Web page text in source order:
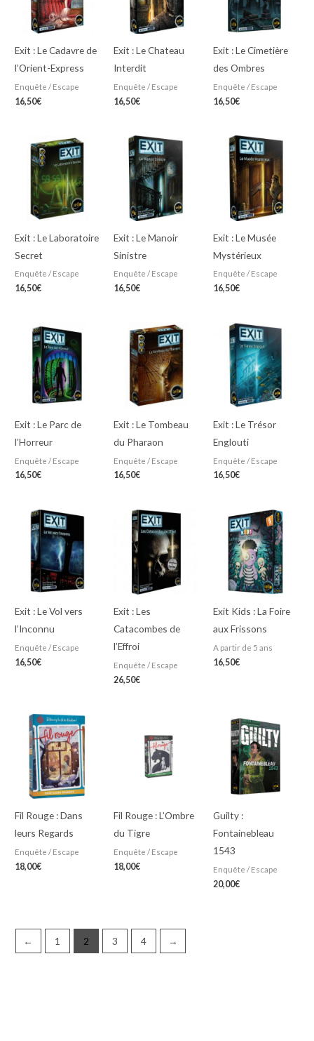
Exit : Le Cadavre de
l’Orient-Express
Enquête / Escape
16,50€
Exit : Le Chateau
Interdit
Enquête / Escape
16,50€
Exit : Le Cimetière
des Ombres
Enquête / Escape
16,50€
Exit : Le Laboratoire
Secret
Enquête / Escape
16,50€
Exit : Le Manoir
Sinistre
Enquête / Escape
16,50€
Exit : Le Musée
Mystérieux
Enquête / Escape
16,50€
Exit : Le Parc de
l’Horreur
Enquête / Escape
16,50€
Exit : Le Tombeau
du Pharaon
Enquête / Escape
16,50€
Exit : Le Trésor
Englouti
Enquête / Escape
16,50€
Exit : Le Vol vers
l’Inconnu
Enquête / Escape
16,50€
Exit : Les
Catacombes de
l’Effroi
Enquête / Escape
26,50€
Exit Kids : La Foire
aux Frissons
A partir de 5 ans
16,50€
Fil Rouge : Dans
leurs Regards
Enquête / Escape
18,00€
Fil Rouge : L’Ombre
du Tigre
Enquête / Escape
18,00€
Guilty :
Fontainebleau
1543
Enquête / Escape
20,00€
← 1 2 3 4 →